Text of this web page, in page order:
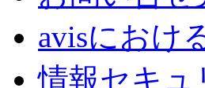
avisにおけ
情報セキュ